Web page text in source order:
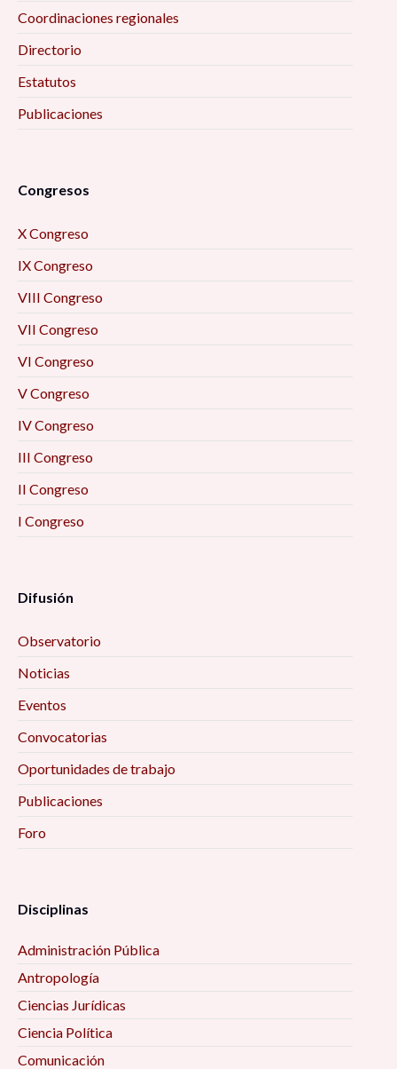
Coordinaciones regionales
Directorio
Estatutos
Publicaciones
Congresos
X Congreso
IX Congreso
VIII Congreso
VII Congreso
VI Congreso
V Congreso
IV Congreso
III Congreso
II Congreso
I Congreso
Difusión
Observatorio
Noticias
Eventos
Convocatorias
Oportunidades de trabajo
Publicaciones
Foro
Disciplinas
Administración Pública
Antropología
Ciencias Jurídicas
Ciencia Política
Comunicación